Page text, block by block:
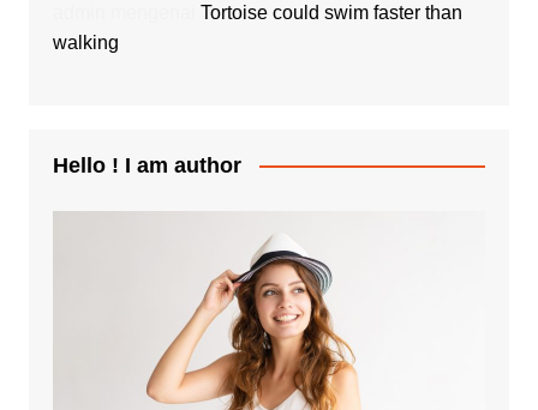
Tortoise could swim faster than
walking
Hello ! I am author